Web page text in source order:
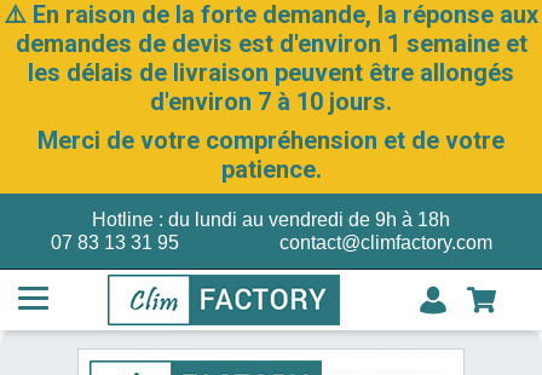
⚠️ En raison de la forte demande, la réponse aux
demandes de devis est d'environ 1 semaine et
les délais de livraison peuvent être allongés
d'environ 7 à 10 jours.
Merci de votre compréhension et de votre
patience.
07 83 13 31 95
Hotline : du lundi au vendredi de 9h à 18h
contact@climfactory.com